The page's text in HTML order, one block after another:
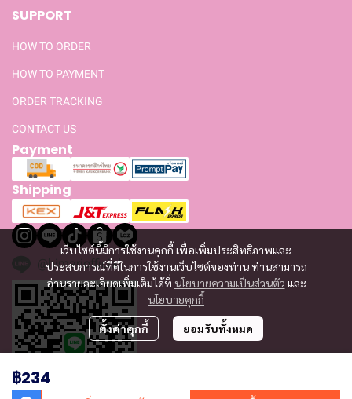
฿234
เว็บไซต์นี้มีการใช้งานคุกกี้ เพื่อเพิ่มประสิทธิภาพและ
ประสบการณ์ที่ดีในการใช้งานเว็บไซต์ของท่าน ท่านสามารถ
อ่านรายละเอียดเพิ่มเติมได้ที่ นโยบายความเป็นส่วนตัว และ
นโยบายคุกกี้
ตั้งค่าคุกกี้ ยอมรับทั้งหมด
SUPPORT
HOW TO ORDER
HOW TO PAYMENT
ORDER TRACKING
CONTACT US
Payment
Shipping
@himariofficial